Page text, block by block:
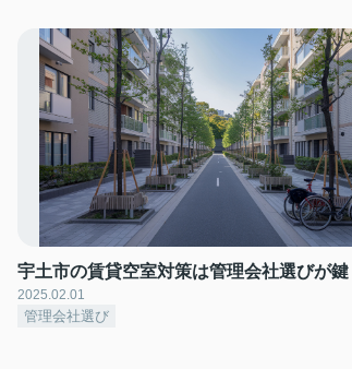
宇土市の賃貸空室対策は管理会社選びが鍵
2025.02.01
管理会社選び